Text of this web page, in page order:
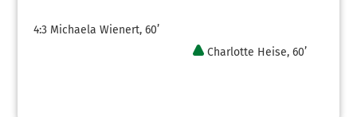
4:3 Michaela Wienert, 60’
Charlotte Heise, 60’